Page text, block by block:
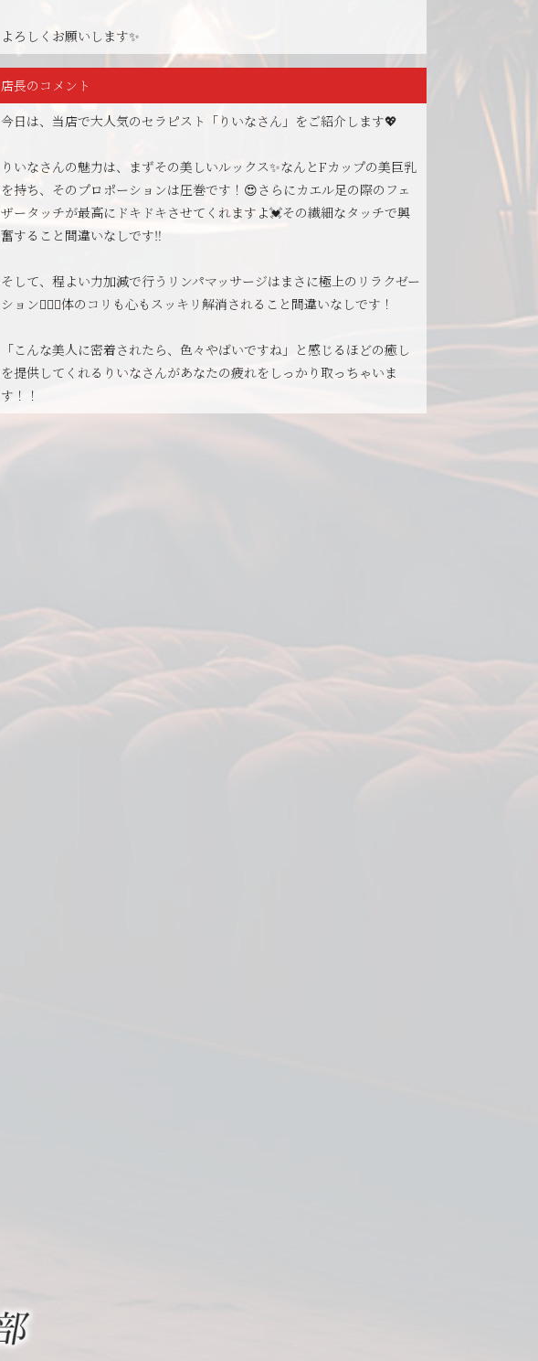
よろしくお願いします✨
店長のコメント
今日は、当店で大人気のセラピスト「りいなさん」をご紹介します💖
りいなさんの魅力は、まずその美しいルックス✨なんとFカップの美巨乳
を持ち、そのプロポーションは圧巻です！😍さらにカエル足の際のフェ
ザータッチが最高にドキドキさせてくれますよ💓その繊細なタッチで興
奮すること間違いなしです‼️
そして、程よい力加減で行うリンパマッサージはまさに極上のリラクゼー
ション💆‍♂️✨体のコリも心もスッキリ解消されること間違いなしです！
「こんな美人に密着されたら、色々やばいですね」と感じるほどの癒し
を提供してくれるりいなさんがあなたの疲れをしっかり取っちゃいま
す！！